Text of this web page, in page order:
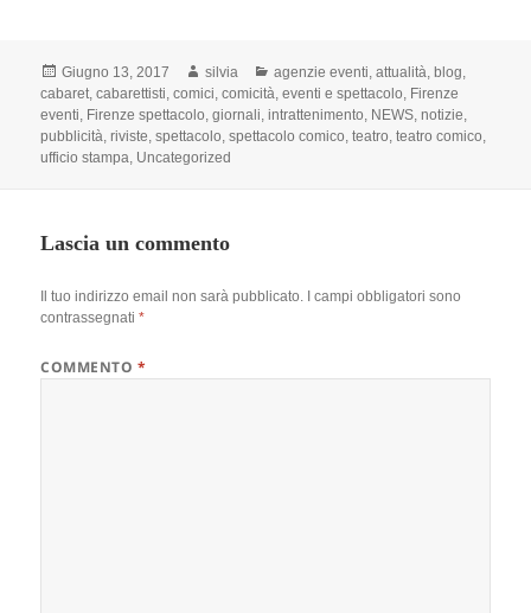
Scritto
il
Giugno 13, 2017 Autore
silvia Categorie
agenzie eventi ,attualità ,blog
cabaret ,cabarettisti ,comici ,comicità ,eventi e spettacolo Firenze
eventi Firenze spettacolo ,giornali ,intrattenimento NEWS ,notizie
pubblicità ,riviste ,spettacolo ,spettacolo comico ,teatro ,teatro comico
ufficio stampa Uncategorized
Lascia un commento
Il tuo indirizzo email non sarà pubblicato.
I campi obbligatori sono
contrassegnati*
COMMENTO *